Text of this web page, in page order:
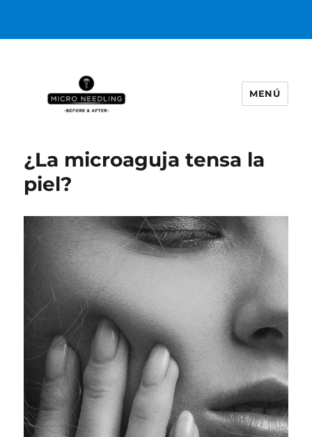
MENÚ
¿La microaguja tensa la
piel?